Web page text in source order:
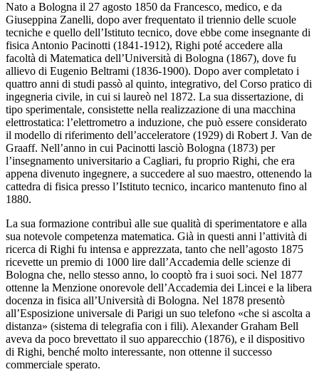
Nato a Bologna il 27 agosto 1850 da Francesco, medico, e da
Giuseppina Zanelli, dopo aver frequentato il triennio delle scuole
tecniche e quello dell’Istituto tecnico, dove ebbe come insegnante di
fisica Antonio Pacinotti (1841-1912), Righi poté accedere alla
facoltà di Matematica dell’Università di Bologna (1867), dove fu
allievo di Eugenio Beltrami (1836-1900). Dopo aver completato i
quattro anni di studi passò al quinto, integrativo, del Corso pratico di
ingegneria civile, in cui si laureò nel 1872. La sua dissertazione, di
tipo sperimentale, consistette nella realizzazione di una macchina
elettrostatica: l’elettrometro a induzione, che può essere considerato
il modello di riferimento dell’acceleratore (1929) di Robert J. Van de
Graaff. Nell’anno in cui Pacinotti lasciò Bologna (1873) per
l’insegnamento universitario a Cagliari, fu proprio Righi, che era
appena divenuto ingegnere, a succedere al suo maestro, ottenendo la
cattedra di fisica presso l’Istituto tecnico, incarico mantenuto fino al
1880.
La sua formazione contribuì alle sue qualità di sperimentatore e alla
sua notevole competenza matematica. Già in questi anni l’attività di
ricerca di Righi fu intensa e apprezzata, tanto che nell’agosto 1875
ricevette un premio di 1000 lire dall’Accademia delle scienze di
Bologna che, nello stesso anno, lo cooptò fra i suoi soci. Nel 1877
ottenne la Menzione onorevole dell’Accademia dei Lincei e la libera
docenza in fisica all’Università di Bologna. Nel 1878 presentò
all’Esposizione universale di Parigi un suo telefono «che si ascolta a
distanza» (sistema di telegrafia con i fili). Alexander Graham Bell
aveva da poco brevettato il suo apparecchio (1876), e il dispositivo
di Righi, benché molto interessante, non ottenne il successo
commerciale sperato.